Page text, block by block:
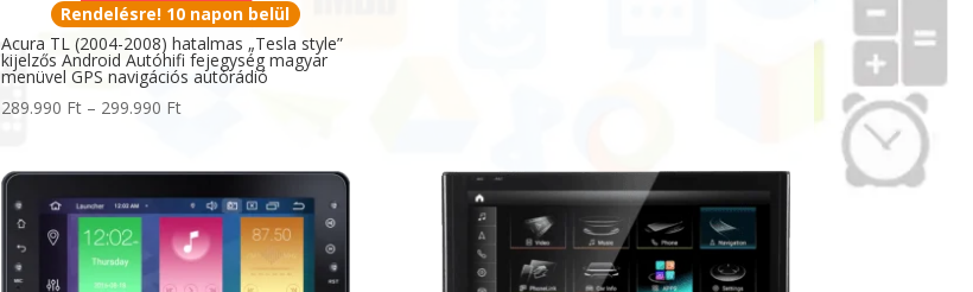
Rendelésre! 10 napon belül
Acura TL (2004-2008) hatalmas „Tesla style”
kijelzős Android Autóhifi fejegység magyar
menüvel GPS navigációs autórádió
289.990 Ft – 299.990 FtÁrtartomány: